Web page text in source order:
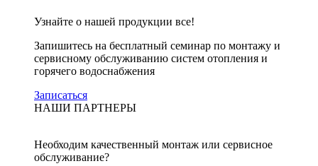
Узнайте о нашей продукции все!
Запишитесь на бесплатный семинар по монтажу и
сервисному обслуживанию систем отопления и
горячего водоснабжения
Записаться
НАШИ ПАРТНЕРЫ
Необходим качественный монтаж или сервисное
обслуживание?